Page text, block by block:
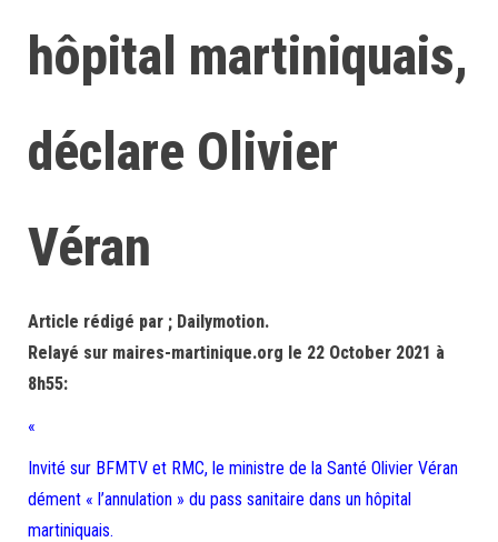
hôpital martiniquais,
déclare Olivier
Véran
Article rédigé par ; Dailymotion.
Relayé sur maires-martinique.org le 22 October 2021 à
8h55:
«
Invité sur BFMTV et RMC, le ministre de la Santé Olivier Véran
dément « l’annulation » du pass sanitaire dans un hôpital
martiniquais.